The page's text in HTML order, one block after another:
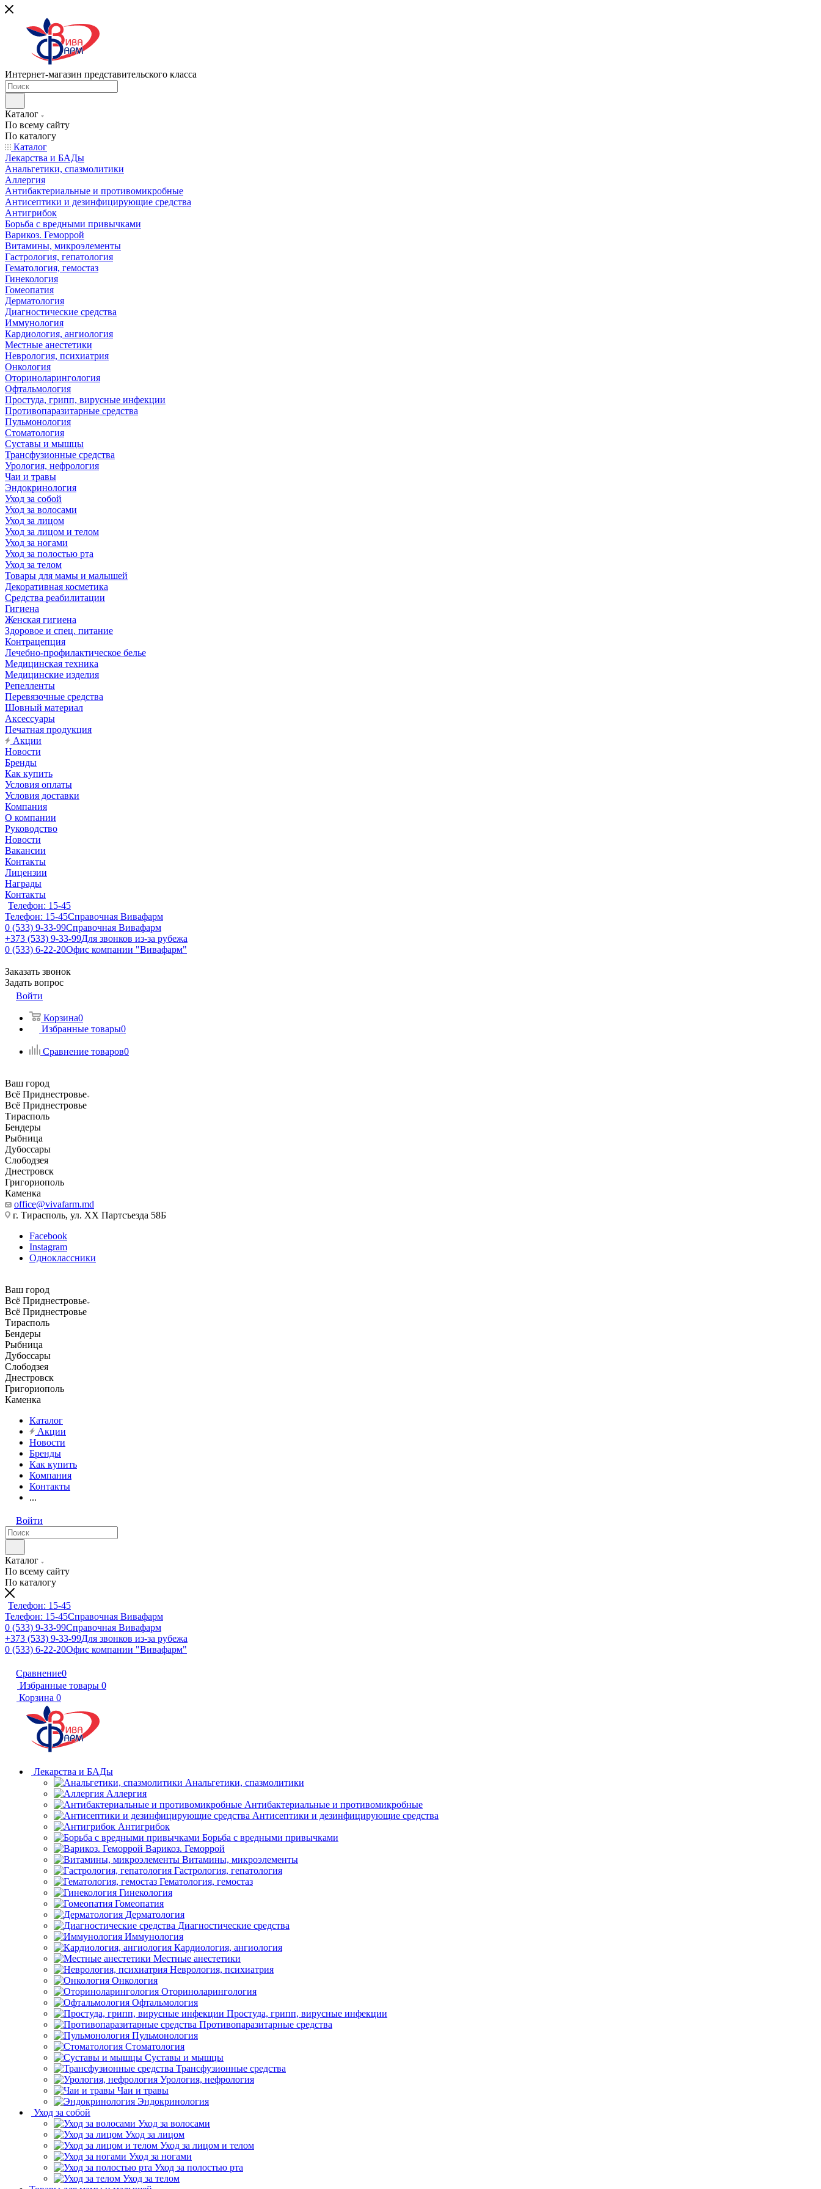
Интернет-магазин представительского класса
Каталог
По всему сайту
По каталогу
Каталог
Лекарства и БАДы
Анальгетики, спазмолитики
Аллергия
Антибактериальные и противомикробные
Антисептики и дезинфицирующие средства
Антигрибок
Борьба с вредными привычками
Варикоз. Геморрой
Витамины, микроэлементы
Гастрология, гепатология
Гематология, гемостаз
Гинекология
Гомеопатия
Дерматология
Диагностические средства
Иммунология
Кардиология, ангиология
Местные анестетики
Неврология, психиатрия
Онкология
Оториноларингология
Офтальмология
Простуда, грипп, вирусные инфекции
Противопаразитарные средства
Пульмонология
Стоматология
Суставы и мышцы
Трансфузионные средства
Урология, нефрология
Чаи и травы
Эндокринология
Уход за собой
Уход за волосами
Уход за лицом
Уход за лицом и телом
Уход за ногами
Уход за полостью рта
Уход за телом
Товары для мамы и малышей
Декоративная косметика
Средства реабилитации
Гигиена
Женская гигиена
Здоровое и спец. питание
Контрацепция
Лечебно-профилактическое белье
Медицинская техника
Медицинские изделия
Репелленты
Перевязочные средства
Шовный материал
Аксессуары
Печатная продукция
Акции
Новости
Бренды
Как купить
Условия оплаты
Условия доставки
Компания
О компании
Руководство
Новости
Вакансии
Контакты
Лицензии
Награды
Контакты
Телефон: 15-45
Телефон: 15-45Справочная Вивафарм
0 (533) 9-33-99Справочная Вивафарм
+373 (533) 9-33-99Для звонков из-за рубежа
0 (533) 6-22-20Офис компании "Вивафарм"
Заказать звонок
Задать вопрос
Войти
Корзина0
Избранные товары0
Сравнение товаров0
Ваш город
Всё Приднестровье
Всё Приднестровье
Тирасполь
Бендеры
Рыбница
Дубоссары
Слободзея
Днестровск
Григориополь
Каменка
office@vivafarm.md
г. Тирасполь, ул. ХХ Партсъезда 58Б
Facebook
Instagram
Одноклассники
Ваш город
Всё Приднестровье
Всё Приднестровье
Тирасполь
Бендеры
Рыбница
Дубоссары
Слободзея
Днестровск
Григориополь
Каменка
Каталог
Акции
Новости
Бренды
Как купить
Компания
Контакты
...
Войти
Каталог
По всему сайту
По каталогу
Телефон: 15-45
Телефон: 15-45Справочная Вивафарм
0 (533) 9-33-99Справочная Вивафарм
+373 (533) 9-33-99Для звонков из-за рубежа
0 (533) 6-22-20Офис компании "Вивафарм"
Сравнение0
Избранные товары 0
Корзина 0
Лекарства и БАДы
Анальгетики, спазмолитики
Аллергия
Антибактериальные и противомикробные
Антисептики и дезинфицирующие средства
Антигрибок
Борьба с вредными привычками
Варикоз. Геморрой
Витамины, микроэлементы
Гастрология, гепатология
Гематология, гемостаз
Гинекология
Гомеопатия
Дерматология
Диагностические средства
Иммунология
Кардиология, ангиология
Местные анестетики
Неврология, психиатрия
Онкология
Оториноларингология
Офтальмология
Простуда, грипп, вирусные инфекции
Противопаразитарные средства
Пульмонология
Стоматология
Суставы и мышцы
Трансфузионные средства
Урология, нефрология
Чаи и травы
Эндокринология
Уход за собой
Уход за волосами
Уход за лицом
Уход за лицом и телом
Уход за ногами
Уход за полостью рта
Уход за телом